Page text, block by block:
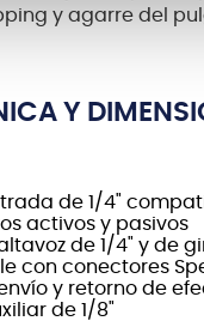
y agarre del
Y
de 1/4"
activos y pasivos
de 1/4" y de
con conectores
y retorno de
de 1/8"